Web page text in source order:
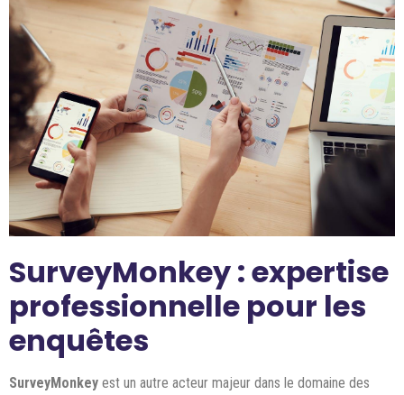
SurveyMonkey : expertise
professionnelle pour les
enquêtes
SurveyMonkey est un autre acteur majeur dans le domaine des